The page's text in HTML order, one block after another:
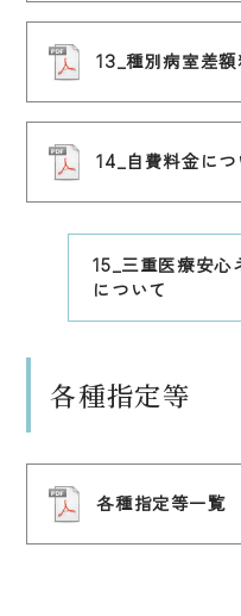
13_種別病室差
14_自費料金につ
15_三重医療安心
について
各種指定等
各種指定等一覧